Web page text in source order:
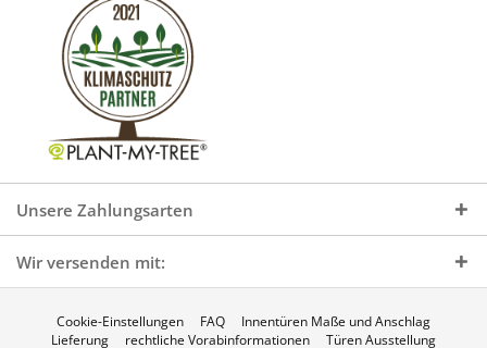
Unsere Zahlungsarten
Wir versenden mit:
Cookie-Einstellungen FAQ
Innentüren Maße und Anschlag
Lieferung
rechtliche Vorabinformationen Türen Ausstellung